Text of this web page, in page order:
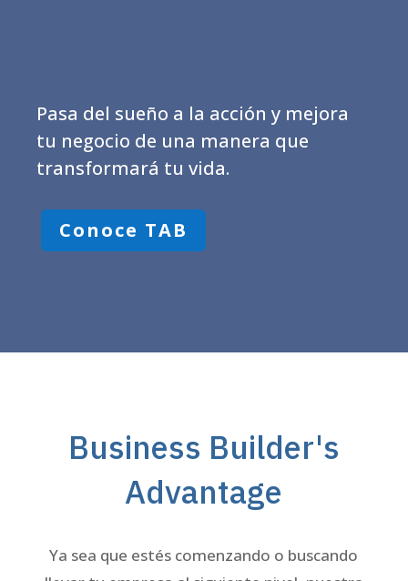
Pasa del sueño a la acción y mejora
tu negocio de una manera que
transformará tu vida.
Conoce TAB
Business Builder's
Advantage
Ya sea que estés comenzando o buscando